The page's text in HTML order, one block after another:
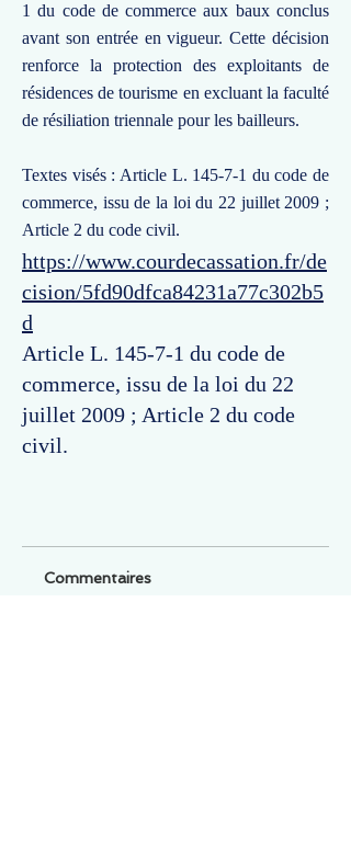
1 du code de commerce aux baux conclus
avant son entrée en vigueur. Cette décision
renforce la protection des exploitants de
résidences de tourisme en excluant la faculté
de résiliation triennale pour les bailleurs.
Textes visés : Article L. 145-7-1 du code de
commerce, issu de la loi du 22 juillet 2009 ;
Article 2 du code civil.
https://www.courdecassation.fr/de
cision/5fd90dfca84231a77c302b5
d
Article L. 145-7-1 du code de
commerce, issu de la loi du 22
juillet 2009 ; Article 2 du code
civil.
Commentaires